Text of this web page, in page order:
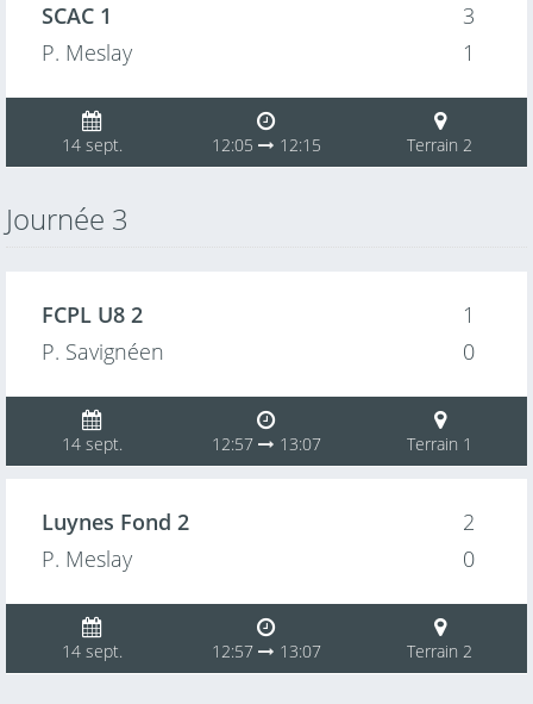
SCAC 1
P. Meslay
3
1
14 sept. 12:05 12:15 Terrain 2
Journée 3
FCPL U8 2
P. Savignéen
1
0
14 sept. 12:57 13:07 Terrain 1
Luynes Fond 2
P. Meslay
2
0
14 sept. 12:57 13:07 Terrain 2